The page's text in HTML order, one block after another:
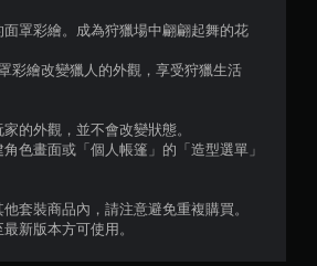
顆
星
，
共
罩彩繪。成為狩獵場中翩翩起舞的花
彩繪改變獵人的外觀，享受狩獵生活
的外觀，並不會改變狀態。
色畫面或「個人帳篷」的「造型選單」
套裝商品內，請注意避免重複購買。
新版本方可使用。